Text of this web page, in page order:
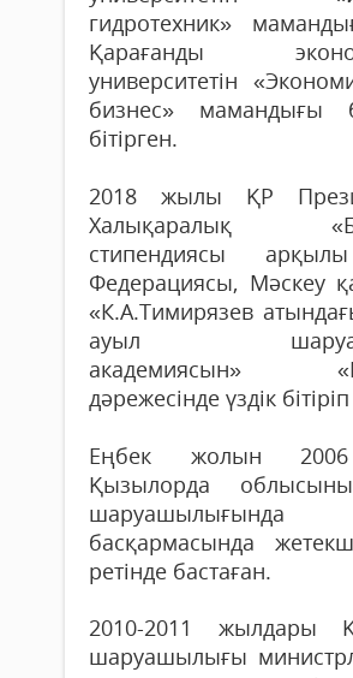
гидротехник»
Қарағанды
университетін
бизнес» мамандығы
бітірген.
2018 жылы ҚР
Халықаралық
стипендиясы
Федерациясы, Мәскеу
«К.А.Тимирязев
ауыл
академиясын»
дәрежесінде үздік
Еңбек жолын
Қызылорда
шаруашылығында
басқармасында
ретінде бастаған.
2010-2011 жылдары
шаруашылығы